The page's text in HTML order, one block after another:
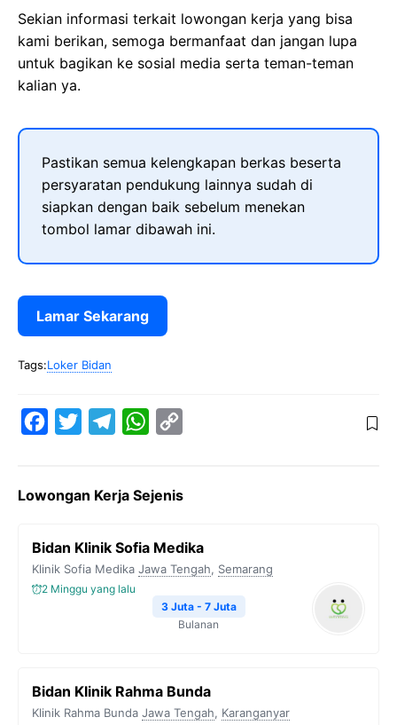
Sekian informasi terkait lowongan kerja yang bisa
kami berikan, semoga bermanfaat dan jangan lupa
untuk bagikan ke sosial media serta teman-teman
kalian ya.
Pastikan semua kelengkapan berkas beserta
persyaratan pendukung lainnya sudah di
siapkan dengan baik sebelum menekan
tombol lamar dibawah ini.
Lamar Sekarang
Tags:Loker Bidan
e
o
o
t
e
e
r
a
W
t
A
p
y
i
n
k
Lowongan Kerja Sejenis
Bidan Klinik Sofia Medika
Klinik Sofia Medika Jawa Tengah, Semarang
2 Minggu yang lalu
3 Juta - 7 Juta
Bulanan
Bidan Klinik Rahma Bunda
Klinik Rahma Bunda Jawa Tengah, Karanganyar